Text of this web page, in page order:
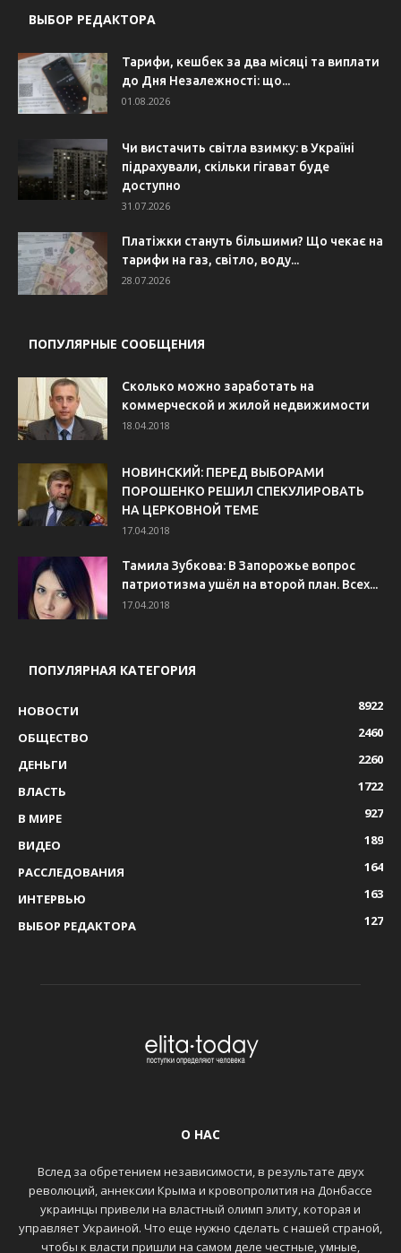
ВЫБОР РЕДАКТОРА
Тарифи, кешбек за два місяці та виплати
до Дня Незалежності: що...
01.08.2026
Чи вистачить світла взимку: в Україні
підрахували, скільки гігават буде
доступно
31.07.2026
Платіжки стануть більшими? Що чекає на
тарифи на газ, світло, воду...
28.07.2026
ПОПУЛЯРНЫЕ СООБЩЕНИЯ
Сколько можно заработать на
коммерческой и жилой недвижимости
18.04.2018
НОВИНСКИЙ: ПЕРЕД ВЫБОРАМИ
ПОРОШЕНКО РЕШИЛ СПЕКУЛИРОВАТЬ
НА ЦЕРКОВНОЙ ТЕМЕ
17.04.2018
Тамила Зубкова: В Запорожье вопрос
патриотизма ушёл на второй план. Всех...
17.04.2018
ПОПУЛЯРНАЯ КАТЕГОРИЯ
НОВОСТИ
8922
ОБЩЕСТВО
2460
ДЕНЬГИ
2260
ВЛАСТЬ
1722
В МИРЕ
927
ВИДЕО
189
РАССЛЕДОВАНИЯ
164
ИНТЕРВЬЮ
163
ВЫБОР РЕДАКТОРА
127
О НАС
Вслед за обретением независимости, в результате двух
революций, аннексии Крыма и кровопролития на Донбассе
украинцы привели на властный олимп элиту, которая и
управляет Украиной. Что еще нужно сделать с нашей страной,
чтобы к власти пришли на самом деле честные, умные,